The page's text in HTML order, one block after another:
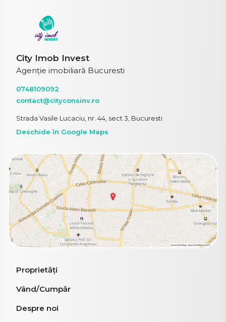
City Imob Invest
Agenție imobiliară Bucuresti
0748109092
contact@cityconsinv.ro
Strada Vasile Lucaciu, nr. 44, sect 3, Bucuresti
Deschide în Google Maps
Proprietăți
Vând/Cumpăr
Despre noi